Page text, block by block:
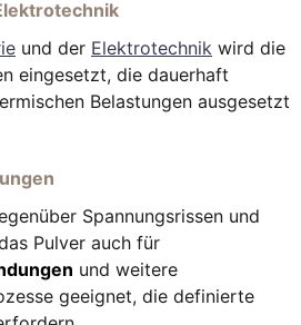
und der Elektrotechnik wird die
eingesetzt, die dauerhaft
Belastungen ausgesetzt
Spannungsrissen und
Pulver auch für
und weitere
geeignet, die definierte